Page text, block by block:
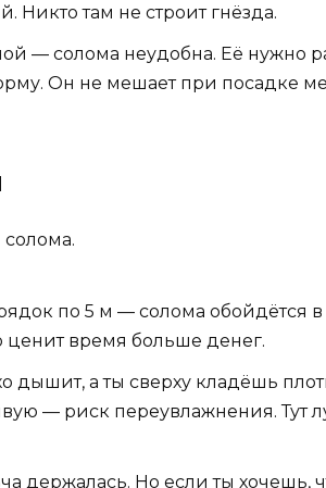
Никто там не строит гнёзда.
— солома неудобна. Её нужно
Он не мешает при посадке
по 5 м — солома обойдётся
ценит время больше денег.
дышит, а ты сверху кладёшь
— риск переувлажнения. Тут
держалась. Но если ты хочешь,